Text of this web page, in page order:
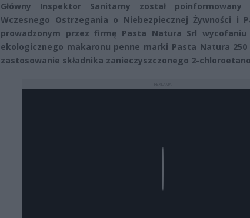
Główny Inspektor Sanitarny został poinformowany
Wczesnego Ostrzegania o Niebezpiecznej Żywności i
prowadzonym przez firmę Pasta Natura Srl
ekologicznego makaronu penne marki Pasta Natura
zastosowanie składnika zanieczyszczonego 2-